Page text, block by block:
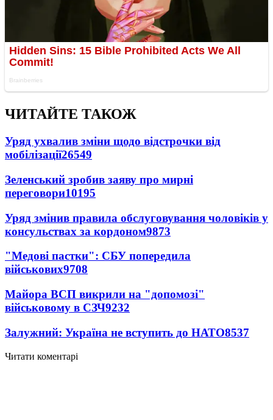
ЧИТАЙТЕ ТАКОЖ
Уряд ухвалив зміни щодо відстрочки від
мобілізації26549
Зеленський зробив заяву про мирні
переговори10195
Уряд змінив правила обслуговування чоловіків у
консульствах за кордоном9873
"Медові пастки": СБУ попередила
військових9708
Майора ВСП викрили на "допомозі"
військовому в СЗЧ9232
Залужний: Україна не вступить до НАТО8537
Читати коментарі